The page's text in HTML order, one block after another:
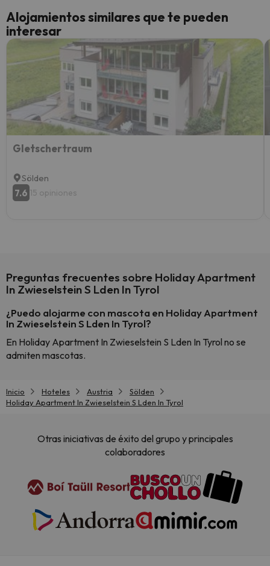
Alojamientos similares que te pueden
interesar
Gletschertraum
Sölden
7.6 15 opiniones
Preguntas frecuentes sobre Holiday Apartment
In Zwieselstein S Lden In Tyrol
¿Puedo alojarme con mascota en Holiday Apartment
In Zwieselstein S Lden In Tyrol?
En Holiday Apartment In Zwieselstein S Lden In Tyrol no se
admiten mascotas.
Inicio Hoteles Austria
Sölden
Holiday Apartment In Zwieselstein S Lden In Tyrol
Otras iniciativas de éxito del grupo y principales
colaboradores